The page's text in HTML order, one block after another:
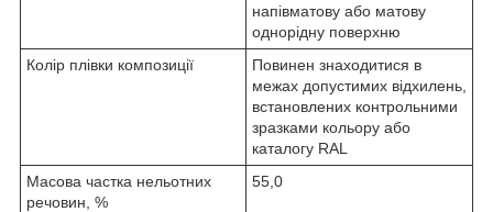
напівматову або матову
однорідну поверхню
Колір плівки композиції
Повинен знаходитися в
межах допустимих відхилень,
встановлених контрольними
зразками кольору або
каталогу RAL
Масова частка нельотних
речовин, %
55,0